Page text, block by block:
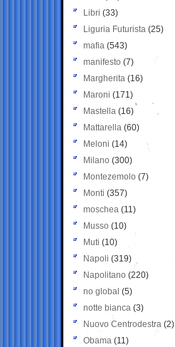
Libri (33)
Liguria Futurista (25)
mafia (543)
manifesto (7)
Margherita (16)
Maroni (171)
Mastella (16)
Mattarella (60)
Meloni (14)
Milano (300)
Montezemolo (7)
Monti (357)
moschea (11)
Musso (10)
Muti (10)
Napoli (319)
Napolitano (220)
no global (5)
notte bianca (3)
Nuovo Centrodestra (2)
Obama (11)